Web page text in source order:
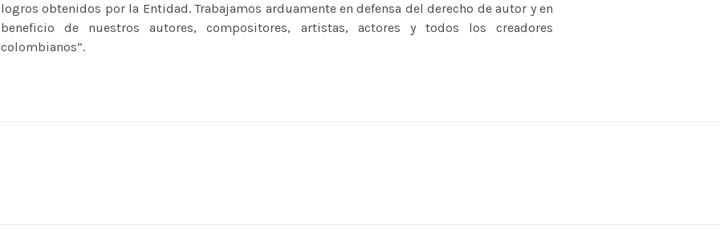
logros obtenidos por la Entidad. Trabajamos arduamente en defensa del derecho de autor y en
beneficio de nuestros autores, compositores, artistas, actores y todos los creadores
colombianos”.